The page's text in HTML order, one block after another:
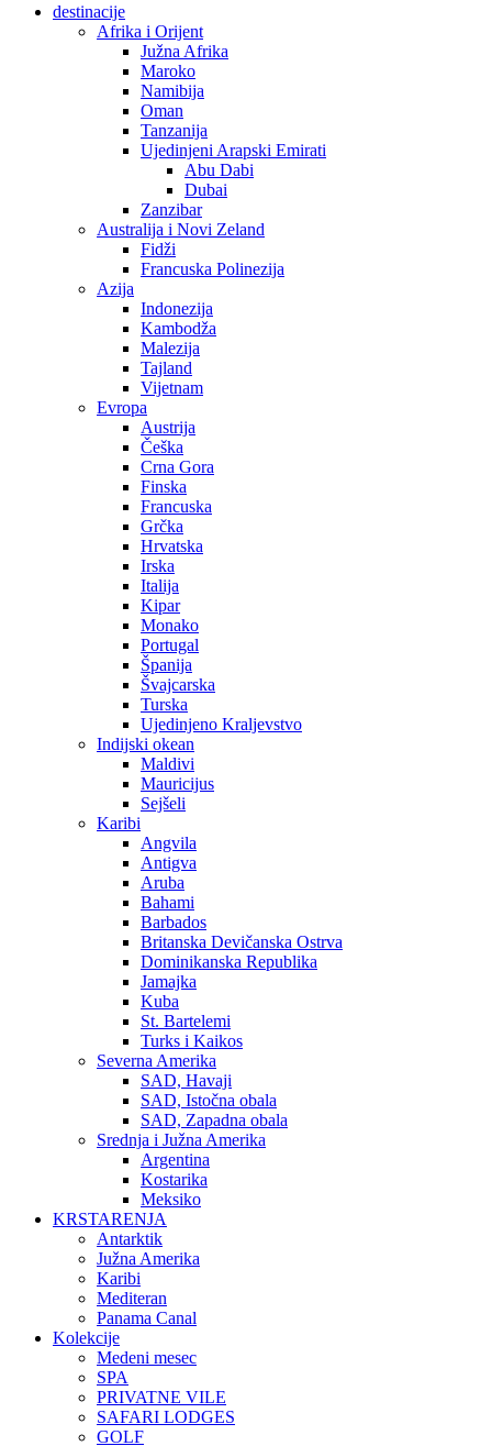
destinacije
Afrika i Orijent
Južna Afrika
Maroko
Namibija
Oman
Tanzanija
Ujedinjeni Arapski Emirati
Abu Dabi
Dubai
Zanzibar
Australija i Novi Zeland
Fidži
Francuska Polinezija
Azija
Indonezija
Kambodža
Malezija
Tajland
Vijetnam
Evropa
Austrija
Češka
Crna Gora
Finska
Francuska
Grčka
Hrvatska
Irska
Italija
Kipar
Monako
Portugal
Španija
Švajcarska
Turska
Ujedinjeno Kraljevstvo
Indijski okean
Maldivi
Mauricijus
Sejšeli
Karibi
Angvila
Antigva
Aruba
Bahami
Barbados
Britanska Devičanska Ostrva
Dominikanska Republika
Jamajka
Kuba
St. Bartelemi
Turks i Kaikos
Severna Amerika
SAD, Havaji
SAD, Istočna obala
SAD, Zapadna obala
Srednja i Južna Amerika
Argentina
Kostarika
Meksiko
KRSTARENJA
Antarktik
Južna Amerika
Karibi
Mediteran
Panama Canal
Kolekcije
Medeni mesec
SPA
PRIVATNE VILE
SAFARI LODGES
GOLF